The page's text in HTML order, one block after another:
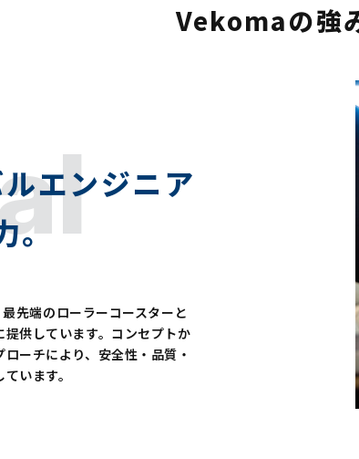
Vekomaの強
エンジニア
。
先端のローラーコースターと
供しています。コンセプトか
ーチにより、安全性・品質・
います。